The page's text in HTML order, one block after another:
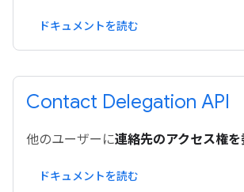
ドキュメントを読む
Contact Delegation API
他のユーザーに連絡先のアクセス権を
ドキュメントを読む